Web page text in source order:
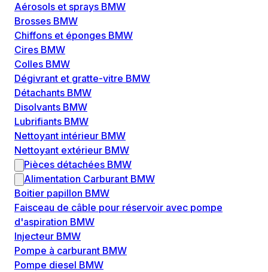
Aérosols et sprays BMW
Brosses BMW
Chiffons et éponges BMW
Cires BMW
Colles BMW
Dégivrant et gratte-vitre BMW
Détachants BMW
Disolvants BMW
Lubrifiants BMW
Nettoyant intérieur BMW
Nettoyant extérieur BMW
Pièces détachées BMW
Alimentation Carburant BMW
Boitier papillon BMW
Faisceau de câble pour réservoir avec pompe
d'aspiration BMW
Injecteur BMW
Pompe à carburant BMW
Pompe diesel BMW